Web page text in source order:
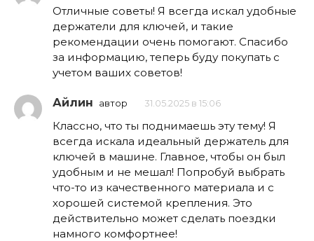
Отличные советы! Я всегда искал удобные
держатели для ключей, и такие
рекомендации очень помогают. Спасибо
за информацию, теперь буду покупать с
учетом ваших советов!
Айлин автор 31.05.2025 в 15:06
Классно, что ты поднимаешь эту тему! Я
всегда искала идеальный держатель для
ключей в машине. Главное, чтобы он был
удобным и не мешал! Попробуй выбрать
что-то из качественного материала и с
хорошей системой крепления. Это
действительно может сделать поездки
намного комфортнее!